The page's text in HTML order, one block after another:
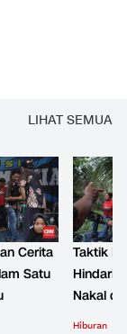
LIHAT SEMUA
Cerita
Satu
Taktik
Hindari
Nakal
Hiburan